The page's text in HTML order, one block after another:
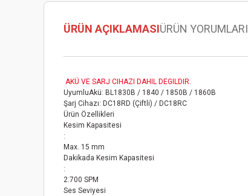
ÜRÜN AÇIKLAMASIÜRÜN YORUMLARI
AKÜ VE SARJ CIHAZI DAHIL DEGILDIR.
UyumluAkü: BL1830B / 1840 / 1850B / 1860B
Şarj Cihazı: DC18RD (Çiftli) / DC18RC
Ürün Özellikleri
Kesim Kapasitesi
:
Max. 15 mm
Dakikada Kesim Kapasitesi
:
2.700 SPM
Ses Seviyesi